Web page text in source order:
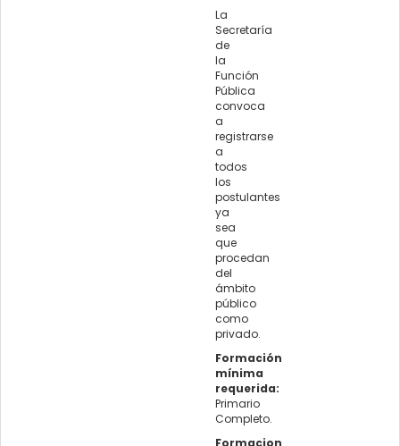
La
Secretaría
de
la
Función
Pública
convoca
a
registrarse
a
todos
los
postulantes
ya
sea
que
procedan
del
ámbito
público
como
privado.
Formación
mínima
requerida:
Primario
Completo.
Formacion